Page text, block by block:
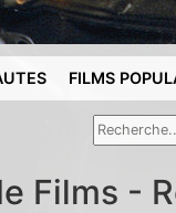
FILMS
Films -